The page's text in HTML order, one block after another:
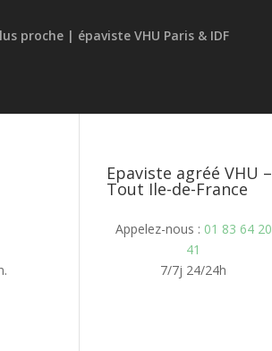
Epaviste agréé VHU –
Tout Ile-de-France
Appelez-nous : 01 83 64 20
41
7/7j 24/24h